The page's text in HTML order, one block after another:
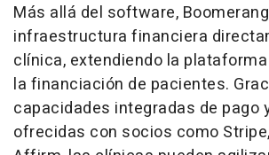
Más allá del software,
infraestructura financiera
clínica, extendiendo la
la financiación de pacientes.
capacidades integradas de pago
ofrecidas con socios como